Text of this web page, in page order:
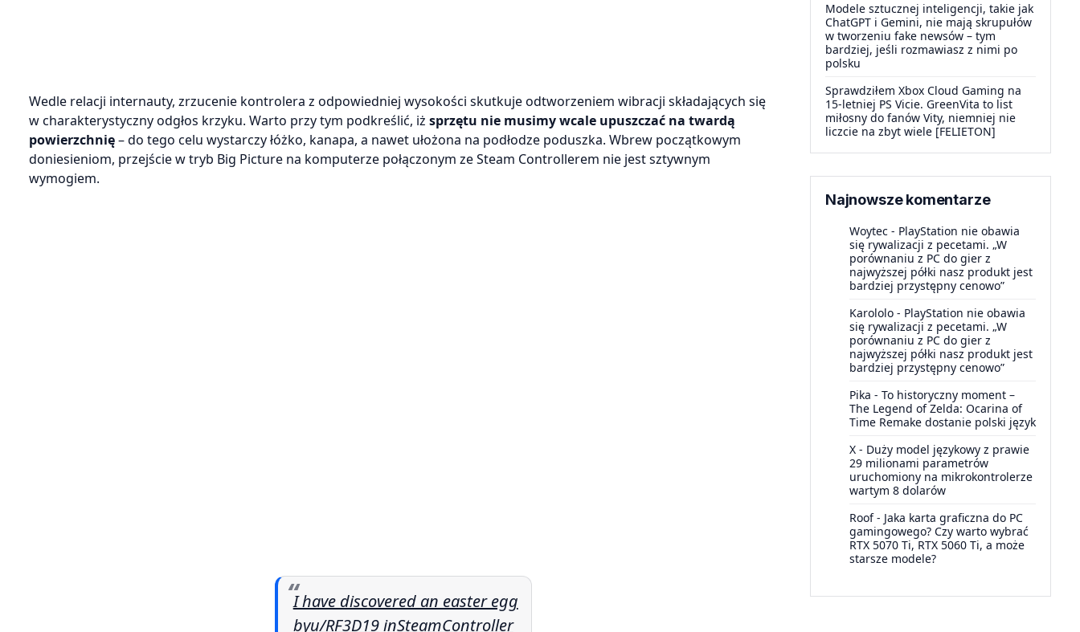
Wedle relacji internauty, zrzucenie kontrolera z odpowiedniej wysokości skutkuje odtworzeniem wibracji składających się
w charakterystyczny odgłos krzyku. Warto przy tym podkreślić, iż sprzętu nie musimy wcale upuszczać na twardą
powierzchnię– do tego celu wystarczy łóżko, kanapa, a nawet ułożona na podłodze poduszka. Wbrew początkowym
doniesieniom, przejście w tryb Big Picture na komputerze połączonym ze Steam Controllerem nie jest sztywnym
wymogiem.
I have discovered an easter egg
byu/RF3D19inSteamController
Modele sztucznej inteligencji, takie jak
ChatGPT i Gemini, nie mają skrupułów
w tworzeniu fake newsów – tym
bardziej, jeśli rozmawiasz z nimi po
polsku
Sprawdziłem Xbox Cloud Gaming na
15-letniej PS Vicie. GreenVita to list
miłosny do fanów Vity, niemniej nie
liczcie na zbyt wiele [FELIETON]
Najnowsze komentarze
Woytec - PlayStation nie obawia
się rywalizacji z pecetami. „W
porównaniu z PC do gier z
najwyższej półki nasz produkt jest
bardziej przystępny cenowo”
Karololo - PlayStation nie obawia
się rywalizacji z pecetami. „W
porównaniu z PC do gier z
najwyższej półki nasz produkt jest
bardziej przystępny cenowo”
Pika - To historyczny moment –
The Legend of Zelda: Ocarina of
Time Remake dostanie polski język
X - Duży model językowy z prawie
29 milionami parametrów
uruchomiony na mikrokontrolerze
wartym 8 dolarów
Roof- Jaka karta graficzna do PC
gamingowego? Czy warto wybrać
RTX 5070 Ti, RTX 5060 Ti, a może
starsze modele?